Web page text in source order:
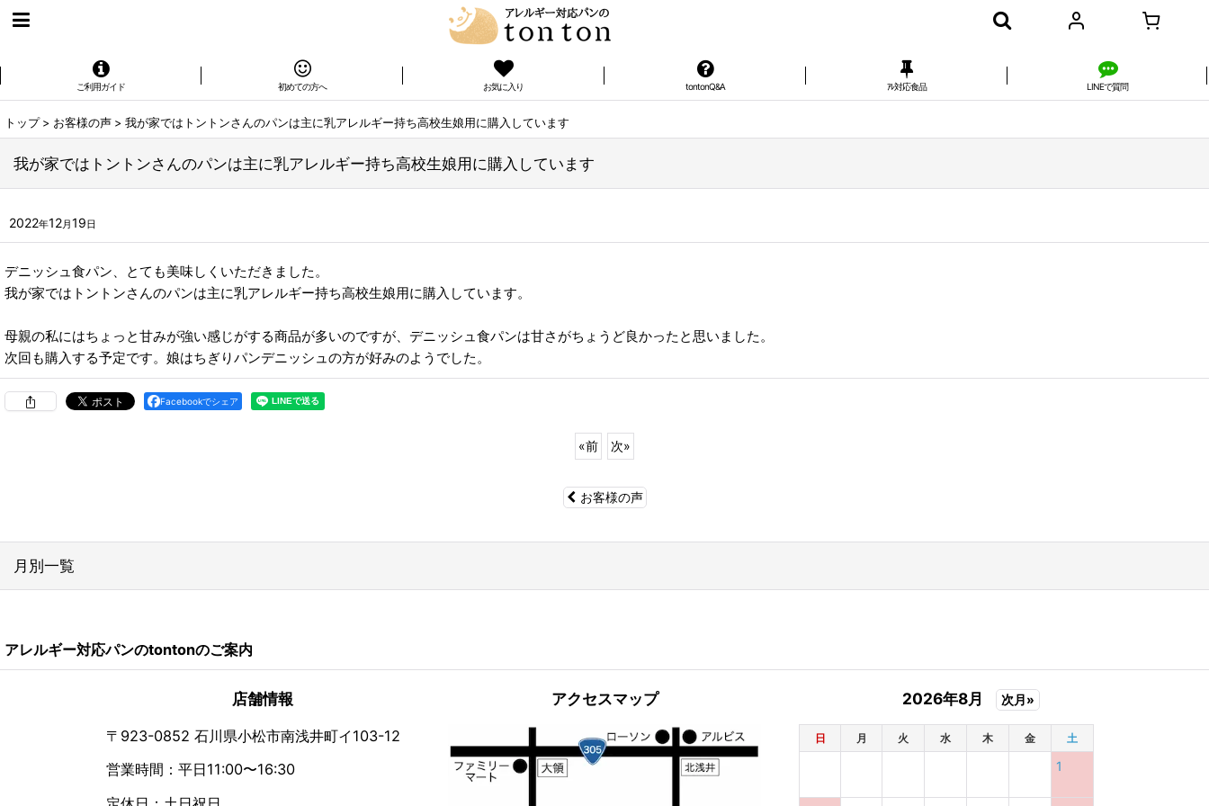
ご利用ガイド 初めての方へ お気に入り tontonQ&A ｱﾚ対応食品 LINEで質問
トップ > お客様の声 > 我が家ではトントンさんのパンは主に乳アレルギー持ち高校生娘用に購入しています
我が家ではトントンさんのパンは主に乳アレルギー持ち高校生娘用に購入しています
2022年12月 19 日
デニッシュ食パン、とても美味しくいただきました。
我が家ではトントンさんのパンは主に乳アレルギー持ち高校生娘用に購入しています。
母親の私にはちょっと甘みが強い感じがする商品が多いのですが、デニッシュ食パンは甘さがちょうど良かったと思いました。
次回も購入する予定です。娘はちぎりパンデニッシュの方が好みのようでした。
Facebookでシェア
«前 次»
お客様の声
月別一覧
2024年
アレルギー対応パンのtontonのご案内
店舗情報
〒923-0852 石川県小松市南浅井町イ103-12
営業時間：平日11:00〜16:30
アクセスマップ 2026年8月 次月»
日 月 火 水 木 金 土
1